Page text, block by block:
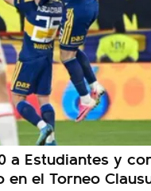
a Estudiantes y
el Torneo